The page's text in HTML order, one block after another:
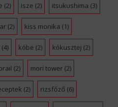
(2) isze (2) itsukushima (3)
(2) kiss monika (1)
(4) kóbe (2) kókusztej (2)
(2) mori tower(2)
(2) rizsfőző (6)